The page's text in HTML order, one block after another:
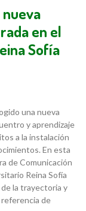
en el
Sofía
una nueva
y aprendizaje
a la instalación
En esta
de Comunicación
Reina Sofía
la trayectoria y
de